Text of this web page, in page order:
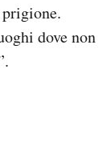
dove non